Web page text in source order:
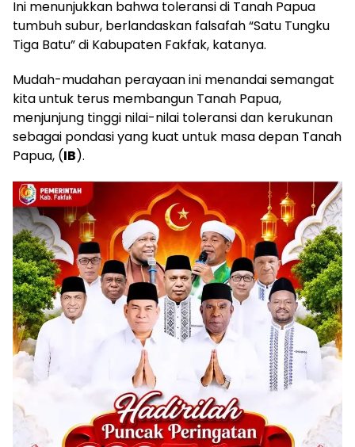
Ini menunjukkan bahwa toleransi di Tanah Papua
tumbuh subur, berlandaskan falsafah “Satu Tungku
Tiga Batu” di Kabupaten Fakfak, katanya.
Mudah-mudahan perayaan ini menandai semangat
kita untuk terus membangun Tanah Papua,
menjunjung tinggi nilai-nilai toleransi dan kerukunan
sebagai pondasi yang kuat untuk masa depan Tanah
Papua, (IB).